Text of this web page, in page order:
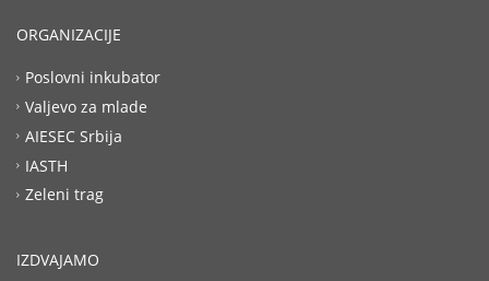
ORGANIZACIJE
Poslovni inkubator
Valjevo za mlade
AIESEC Srbija
IASTH
Zeleni trag
IZDVAJAMO